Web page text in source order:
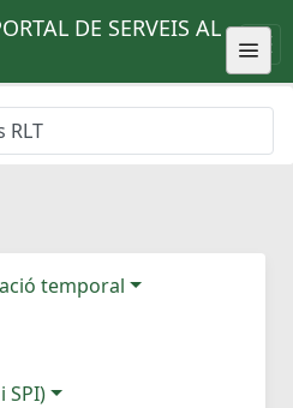
DE SERVEIS AL
RLT
temporal
SPI)